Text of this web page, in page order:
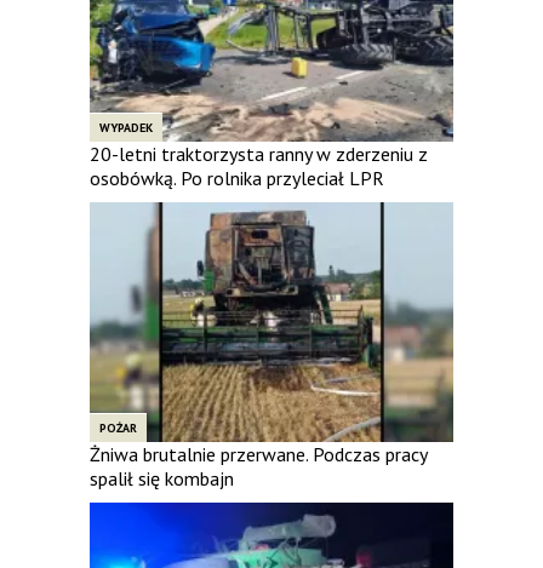
WYPADEK
20-letni traktorzysta ranny w zderzeniu z
osobówką. Po rolnika przyleciał LPR
POŻAR
Żniwa brutalnie przerwane. Podczas pracy
spalił się kombajn